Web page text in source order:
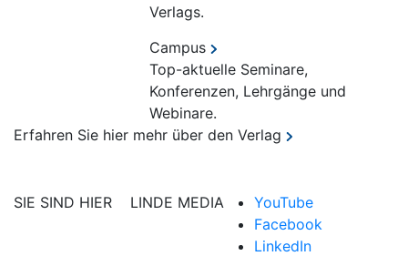
Verlags.
Campus
Top-aktuelle Seminare,
Konferenzen, Lehrgänge und
Webinare.
Erfahren Sie hier mehr über den Verlag
SIE SIND HIER LINDE MEDIA
YouTube
Facebook
LinkedIn